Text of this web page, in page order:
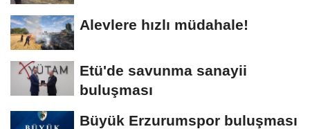
Alevlere hızlı müdahale!
Etü'de savunma sanayii
buluşması
Büyük Erzurumspor buluşması